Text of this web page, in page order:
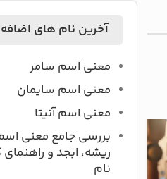
16
تیر
آخرین نام های
معنی اسم سامر
معنی اسم سایمان
معنی اسم آنیتا
بررسی جامع معنی
ریشه، ابجد و
نام